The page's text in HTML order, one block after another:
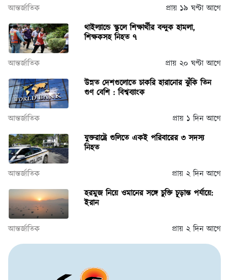
আন্তর্জাতিক
প্রায় ১৯ ঘণ্টা আগে
থাইল্যান্ডে স্কুলে শিক্ষার্থীর বন্দুক হামলা,
শিক্ষকসহ নিহত ৭
আন্তর্জাতিক
প্রায় ২০ ঘণ্টা আগে
উন্নত দেশগুলোতে চাকরি হারানোর ঝুঁকি তিন
গুণ বেশি : বিশ্বব্যাংক
আন্তর্জাতিক
প্রায় ১ দিন আগে
যুক্তরাষ্ট্রে গুলিতে একই পরিবারের ৩ সদস্য
নিহত
আন্তর্জাতিক
প্রায় ২ দিন আগে
হরমুজ নিয়ে ওমানের সঙ্গে চুক্তি চূড়ান্ত পর্যায়ে:
ইরান
আন্তর্জাতিক প্রায় ২ দিন আগে